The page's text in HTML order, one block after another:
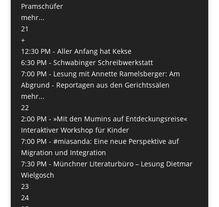
Pramschüfer
mehr...
21
+
12:30 PM - Aller Anfang hat Kekse
6:30 PM - Schwabinger Schreibwerkstatt
7:00 PM - Lesung mit Annette Ramelsberger: Am
Abgrund - Reportagen aus den Gerichtssälen
mehr...
22
2:00 PM - »Mit den Mumins auf Entdeckungsreise«
Interaktiver Workshop für Kinder
7:00 PM - #miasanda: Eine neue Perspektive auf
Migration und Integration
7:30 PM - Münchner Literaturbüro – Lesung Dietmar
Wielgosch
23
24